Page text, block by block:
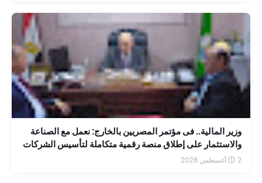
وزير المالية.. فى مؤتمر المصريين بالخارج: نعمل مع الصناعة
والاستثمار على إطلاق منصة رقمية متكاملة لتأسيس الشركات
بسهولة
2 أغسطس 2026